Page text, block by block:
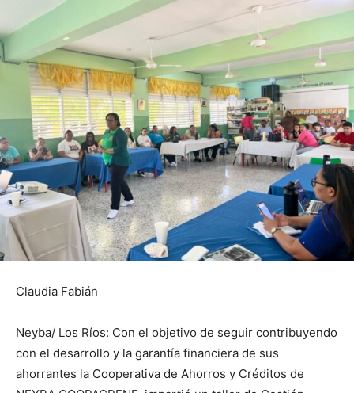
Claudia Fabián
Neyba/ Los Ríos: Con el objetivo de seguir contribuyendo
con el desarrollo y la garantía financiera de sus
ahorrantes la Cooperativa de Ahorros y Créditos de